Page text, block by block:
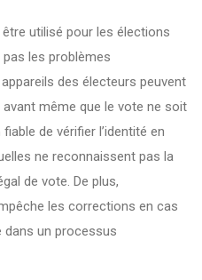
utilisé pour les élections
pas les problèmes
des électeurs peuvent
même que le vote ne soit
de vérifier l’identité en
ne reconnaissent pas la
de vote. De plus,
les corrections en cas
dans un processus